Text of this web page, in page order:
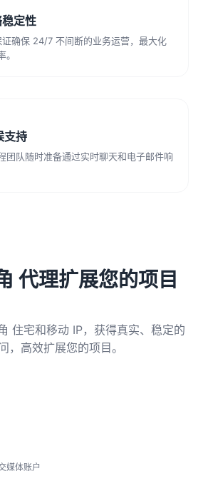
定性
确保 24/7 不间断的业务运营，最大化
支持
团队随时准备通过实时聊天和电子邮件响
代理扩展您的项目
住宅和移动 IP，获得真实、稳定的
，高效扩展您的项目。
媒体账户